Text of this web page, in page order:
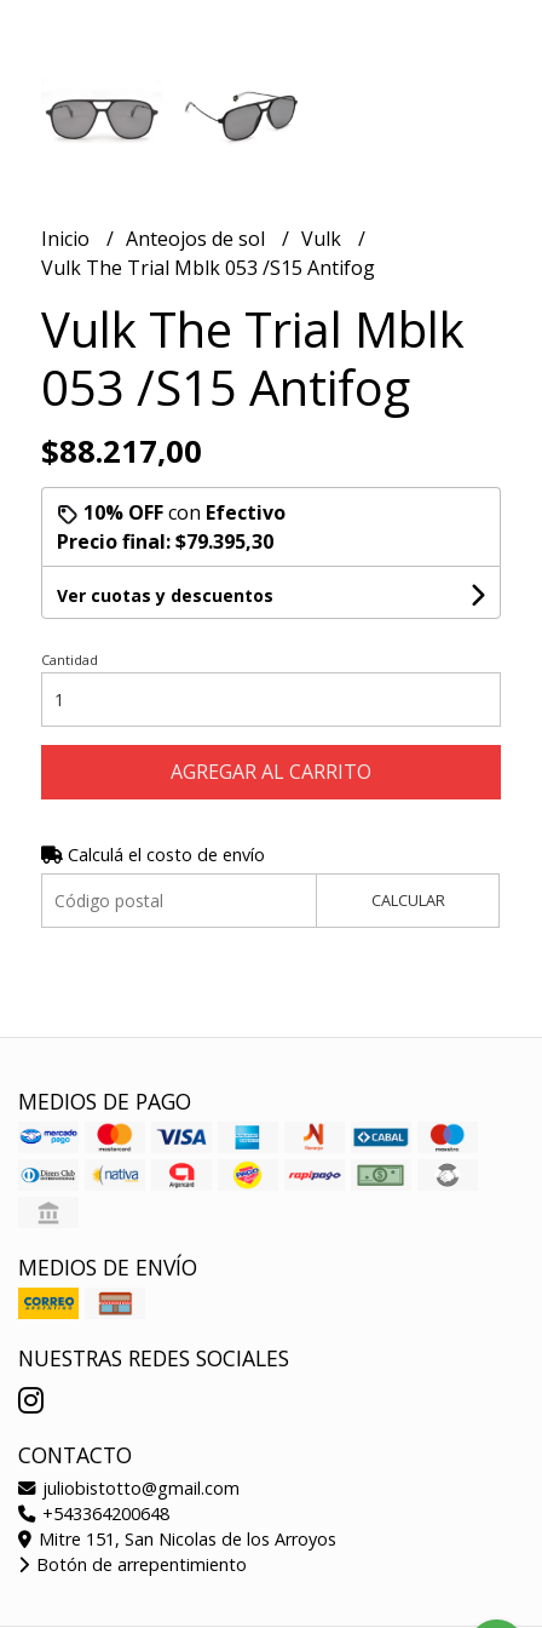
Inicio Anteojos de sol
Vulk
Vulk The Trial Mblk 053 /S15 Antifog
Vulk The Trial Mblk
053 /S15 Antifog
$88.217,00
10% OFFcon Efectivo
Precio final:$79.395,30
Ver cuotas y descuentos
Cantidad
AGREGAR AL CARRITO
Calculá el costo de envío
CALCULAR
MEDIOS DE PAGO
MEDIOS DE ENVÍO
NUESTRAS REDES SOCIALES
CONTACTO
juliobistotto@gmail.com
+543364200648
Mitre 151, San Nicolas de los Arroyos
Botón de arrepentimiento